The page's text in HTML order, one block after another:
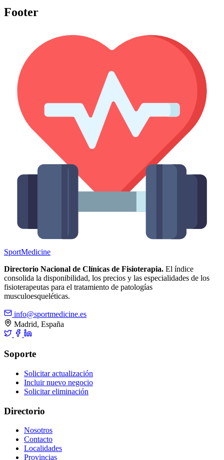
Footer
SportMedicine
Directorio Nacional de Clínicas de Fisioterapia. El índice
consolida la disponibilidad, los precios y las especialidades de los
fisioterapeutas para el tratamiento de patologías
musculoesqueléticas.
info@sportmedicine.es
Madrid, España
Soporte
Solicitar actualización
Incluir nuevo negocio
Solicitar eliminación
Directorio
Nosotros
Contacto
Localidades
Provincias